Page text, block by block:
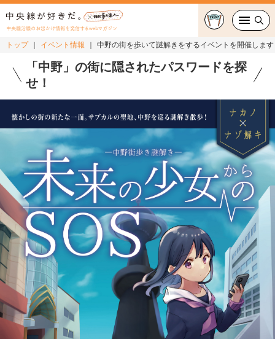
中央線沿線のお出かけ情報を発信するwebマガジン
グルメ・カフェ
おでかけ
ショッピング
中央線カルチャー
特集
連載
中央線フェス
イベント情報
おしらせ
トップ イベント情報 中野の街を歩いて謎解きをするイベントを開催します
「中野」の街に隠されたパスワードを探
せ！